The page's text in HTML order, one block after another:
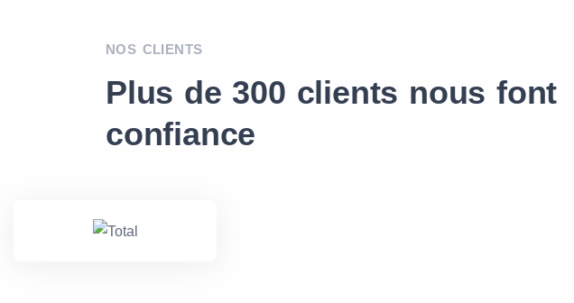
NOS CLIENTS
Plus de 300 clients nous font
confiance